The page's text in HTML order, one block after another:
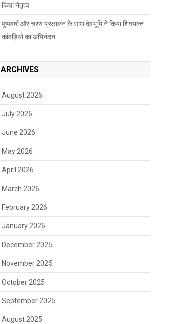
किया नेतृत्व
पुष्पवर्षा और चरण प्रक्षालन के साथ देवभूमि ने किया शिवभक्त
कांवड़ियों का अभिनंदन
ARCHIVES
August 2026
July 2026
June 2026
May 2026
April 2026
March 2026
February 2026
January 2026
December 2025
November 2025
October 2025
September 2025
August 2025